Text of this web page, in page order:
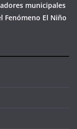
municipales
Fenómeno El Niño